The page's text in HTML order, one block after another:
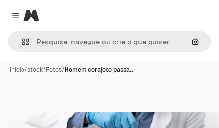
Close menu
Magnific
Início/stock/Fotos/Homem corajoso passa…